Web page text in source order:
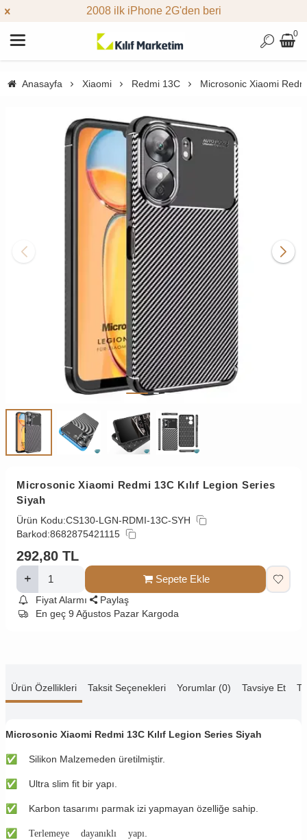
2008 ilk iPhone 2G'den beri
0
Anasayfa Xiaomi Redmi 13C Microsonic Xiaomi
Microsonic Xiaomi Redmi 13C Kılıf Legion Series
Siyah
Ürün Kodu:CS130-LGN-RDMI-13C-SYH
Barkod:8682875421115
292,80 TL
Sepete Ekle
Fiyat Alarmı
Paylaş
En geç 9 Ağustos Pazar Kargoda
Ürün Özellikleri Taksit Seçenekleri Yorumlar (0) Tavsiye Et
Microsonic Xiaomi Redmi 13C Kılıf Legion Series Siyah
✅ Silikon Malzemeden üretilmiştir.
✅ Ultra slim fit bir yapı.
✅ Karbon tasarımı parmak izi yapmayan özelliğe sahip.
✅ Terlemeye dayanıklı yapı